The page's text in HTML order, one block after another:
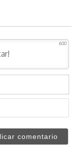
600
o
m
o